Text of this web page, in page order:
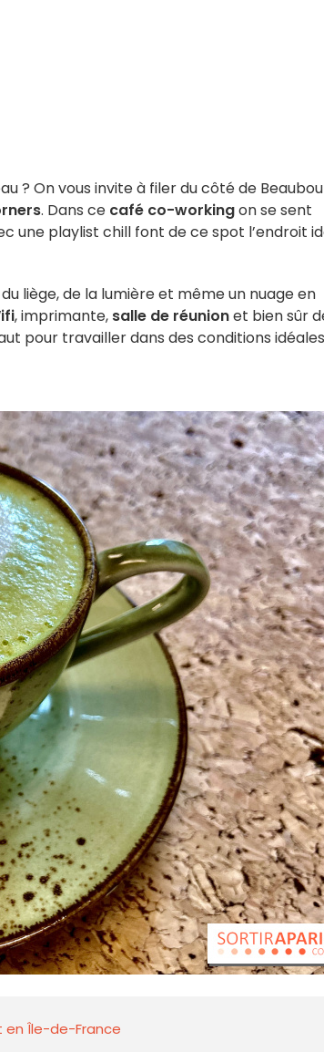
? On vous invite à filer du côté de
. Dans ce café co-workingon se sent
une playlist chill font de ce spot l’endroit
liège, de la lumière et même un nuage en
, imprimante, salle de réunionet bien sûr
pour travailler dans des conditions
en Île-de-France